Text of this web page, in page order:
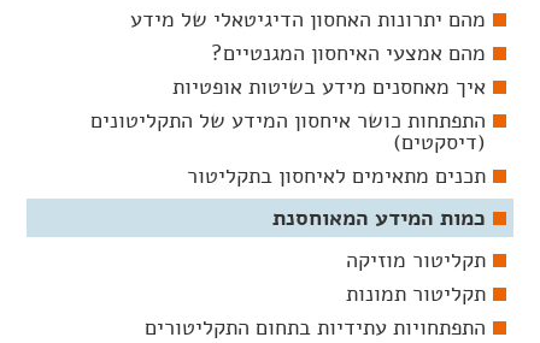
מהם יתרונות האחסון הדיגיטאלי של מידע
מהם אמצעי האיחסון המגנטיים?
איך מאחסנים מידע בשיטות אופטיות
התפתחות כושר איחסון המידע של התקליטונים
(דיסקטים)
תכנים מתאימים לאיחסון בתקליטור
כמות המידע המאוחסנת
תקליטור מוזיקה
תקליטור תמונות
התפתחויות עתידיות בתחום התקליטורים